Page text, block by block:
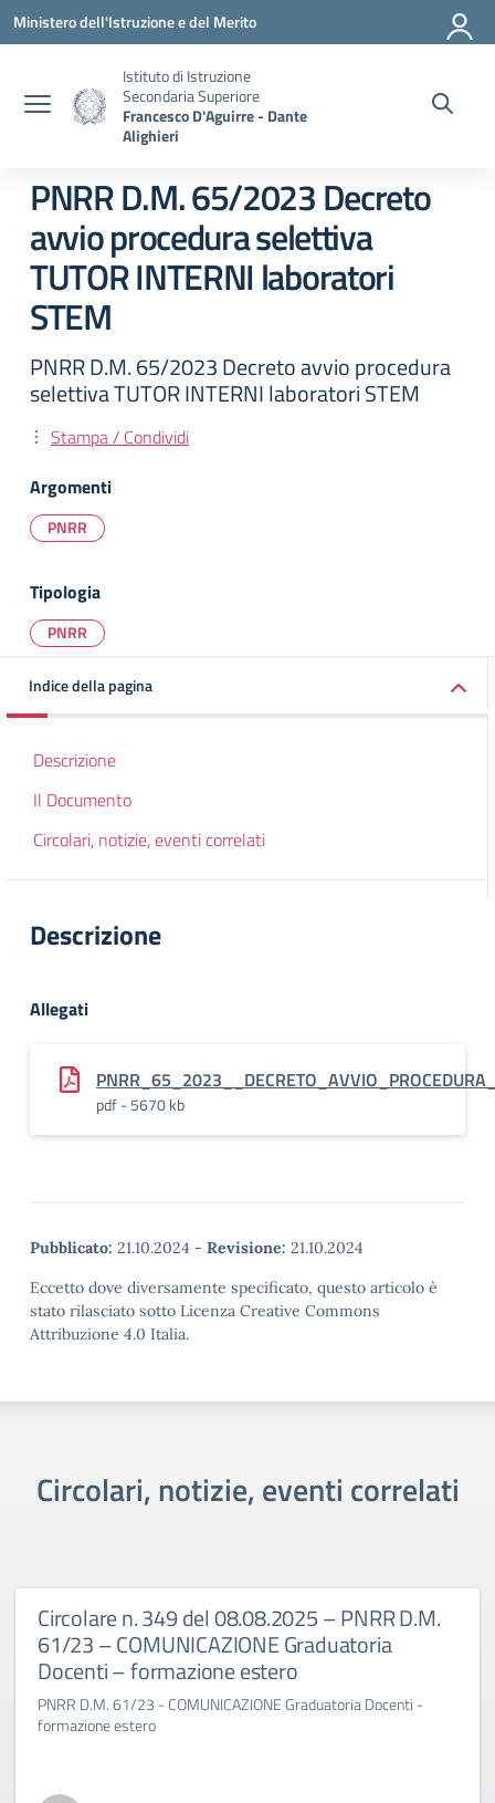
Vai ai contenuti
Vai al menu di navigazione
Vai al footer
Ministero dell'Istruzione e del Merito
Istituto di Istruzione
Secondaria Superiore
Francesco D'Aguirre - Dante
Alighieri
PNRR D.M. 65/2023 Decreto
avvio procedura selettiva
TUTOR INTERNI laboratori
STEM
PNRR D.M. 65/2023 Decreto avvio procedura
selettiva TUTOR INTERNI laboratori STEM
Stampa / Condividi
Argomenti
PNRR
Tipologia
PNRR
Indice della pagina
Descrizione
Il Documento
Circolari, notizie, eventi correlati
Descrizione
Allegati
pdf - 5670 kb
Pubblicato: 21.10.2024 - Revisione: 21.10.2024
Eccetto dove diversamente specificato, questo articolo è
stato rilasciato sotto Licenza Creative Commons
Attribuzione 4.0 Italia.
Circolari, notizie, eventi correlati
Circolare n. 349 del 08.08.2025 – PNRR D.M.
61/23 – COMUNICAZIONE Graduatoria
Docenti – formazione estero
PNRR D.M. 61/23 - COMUNICAZIONE Graduatoria Docenti -
formazione estero